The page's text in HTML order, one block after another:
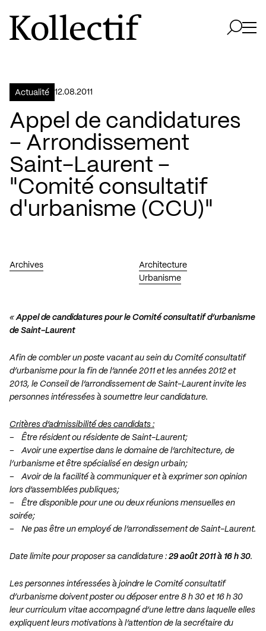
Aller à la page d'accueil
Logo Kollectif
Actualité 12.08.2011
Appel de candidatures
– Arrondissement
Saint-Laurent –
"Comité consultatif
d'urbanisme (CCU)"
Archives
Architecture
Urbanisme
«Appel de candidatures pour le Comité consultatif d’urbanisme
de Saint-Laurent
Afin de combler un poste vacant au sein du Comité consultatif
d’urbanisme pour la fin de l’année 2011 et les années 2012 et
2013, le Conseil de l’arrondissement de Saint-Laurent invite les
personnes intéressées à soumettre leur candidature.
Critères d’admissibilité des candidats :
– Être résident ou résidente de Saint-Laurent;
– Avoir une expertise dans le domaine de l’architecture, de
l’urbanisme et être spécialisé en design urbain;
– Avoir de la facilité à communiquer et à exprimer son opinion
lors d’assemblées publiques;
– Être disponible pour une ou deux réunions mensuelles en
soirée;
– Ne pas être un employé de l’arrondissement de Saint-Laurent.
Date limite pour proposer sa candidature : 29 août 2011 à 16 h 30.
Les personnes intéressées à joindre le Comité consultatif
d’urbanisme doivent poster ou déposer entre 8 h 30 et 16 h 30
leur curriculum vitae accompagné d’une lettre dans laquelle elles
expliquent leurs motivations à l’attention de la secrétaire du